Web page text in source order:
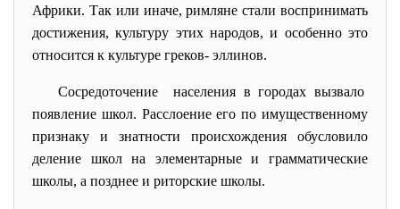
Африки. Так или иначе, римляне стали воспринимать
достижения, культуру этих народов, и особенно это
относится к культуре греков- эллинов.
Сосредоточение населения в городах вызвало
появление школ. Расслоение его по имущественному
признаку и знатности происхождения обусловило
деление школ на элементарные и грамматические
школы, а позднее и риторские школы.